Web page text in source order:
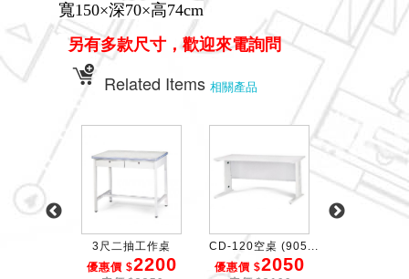
寬150×深70×高74cm
另有多款尺寸，歡迎來電詢問
Related Items 相關產品
3尺二抽工作桌
優惠價 $2200
CD-120空桌 (905...
優惠價 $2050